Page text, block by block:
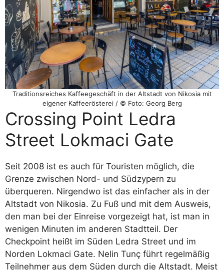
Traditionsreiches Kaffeegeschäft in der Altstadt von Nikosia mit
eigener Kaffeerösterei / © Foto: Georg Berg
Crossing Point Ledra
Street Lokmaci Gate
Seit 2008 ist es auch für Touristen möglich, die
Grenze zwischen Nord- und Südzypern zu
überqueren. Nirgendwo ist das einfacher als in der
Altstadt von Nikosia. Zu Fuß und mit dem Ausweis,
den man bei der Einreise vorgezeigt hat, ist man in
wenigen Minuten im anderen Stadtteil. Der
Checkpoint heißt im Süden Ledra Street und im
Norden Lokmaci Gate. Nelin Tunç führt regelmäßig
Teilnehmer aus dem Süden durch die Altstadt. Meist